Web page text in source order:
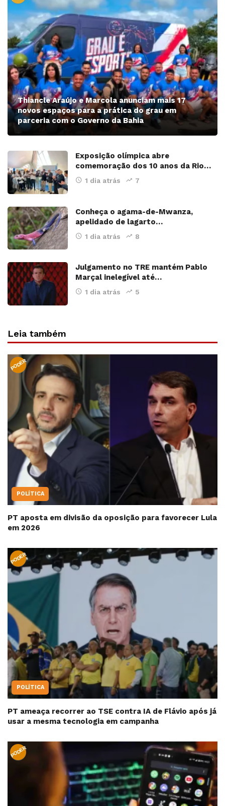
Thiancle Araújo e Marcola anunciam mais 17
novos espaços para a prática do grau em
parceria com o Governo da Bahia
Exposição olímpica abre
comemoração dos 10 anos da Rio…
1 dia atrás 7
Conheça o agama-de-Mwanza,
apelidado de lagarto…
1 dia atrás 8
Julgamento no TRE mantém Pablo
Marçal inelegível até…
1 dia atrás 5
Leia também
PODER
POLÍTICA
PT aposta em divisão da oposição para favorecer Lula
em 2026
PODER
POLÍTICA
PT ameaça recorrer ao TSE contra IA de Flávio após já
usar a mesma tecnologia em campanha
PODER